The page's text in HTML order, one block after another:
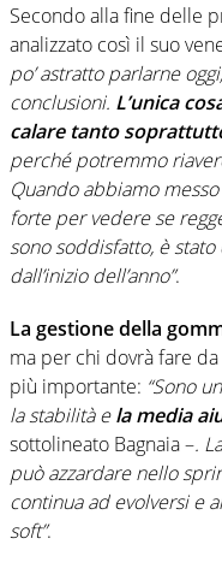
Secondo alla fine delle
analizzato così il suo
po’ astratto parlarne
conclusioni. L’unica
calare tanto
perché potremmo
Quando abbiamo
forte per vedere se
sono soddisfatto, è
dall’inizio dell’anno”.
La gestione della
ma per chi dovrà fare
più importante: “Sono
la stabilità ela media
sottolineato Bagnaia –.
può azzardare nello
continua ad evolversi e
soft”.